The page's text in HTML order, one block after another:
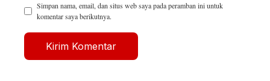
Simpan nama, email, dan situs web saya pada peramban ini untuk
komentar saya berikutnya.